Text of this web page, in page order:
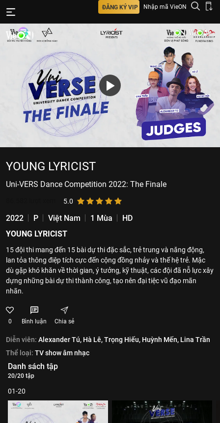
ĐĂNG KÝ VIP Nhập mã VieON
YOUNG LYRICIST
Uni-VERS Dance Competition 2022: The Finale
5.0
2022 P Việt Nam 1 Mùa
HD
YOUNG LYRICIST
15 đội thi mang đến 15 bài dự thi đặc sắc, trẻ trung và năng động,
lan tỏa thông điệp tích cực đến cộng đồng nhảy và thế hệ trẻ. Mặc
dù gặp khó khăn về thời gian, ý tưởng, kỹ thuật, các đội đã nỗ lực xây
dựng những bài dự thi thành công, tạo nên đại tiệc vũ đạo mãn
nhãn.
0 Bình luận Chia sẻ
Diễn viên: Alexander Tú, Hà Lê,Trọng Hiếu, Huỳnh Mến, Lina Trần
Thể loại: TV show âm nhạc
Danh sách tập
20/20 tập
01-20